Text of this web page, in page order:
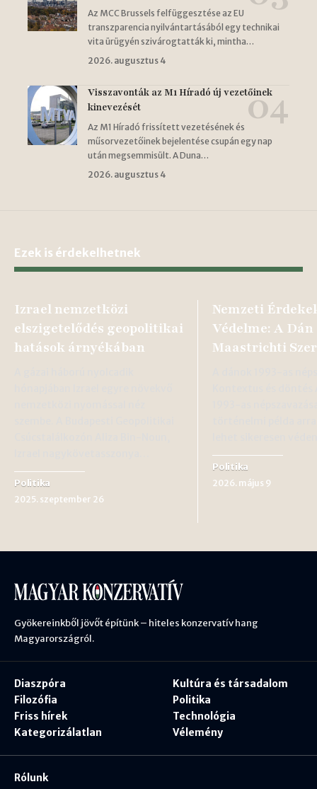
Az MCC Brussels felfüggesztése az EU
transzparencia nyilvántartásából egy technikai
vita ürügyén szivárogtatták ki, mintha…
2026. augusztus 4
Visszavonták az M1 Híradó új vezetőinek
kinevezését
Az M1 Híradó frissített vezetésének és
műsorvezetőinek bejelentése csupán egy nap
után megsemmisült. A Duna…
2026. augusztus 4
Ezek is érdekelhetnek
Izrael nemzetközi
elszigetelődés geopolitikai
hatások árnyékában
Politika
2025. szeptember 26
Nemzeti
Védelme: A
Maastrichti
Politika
2026. május 9
Gyökereinkből jövőt építünk – hiteles konzervatív hang
Magyarországról.
Diaszpóra
Filozófia
Friss hírek
Kategorizálatlan
Kultúra és társadalom
Politika
Technológia
Vélemény
Rólunk